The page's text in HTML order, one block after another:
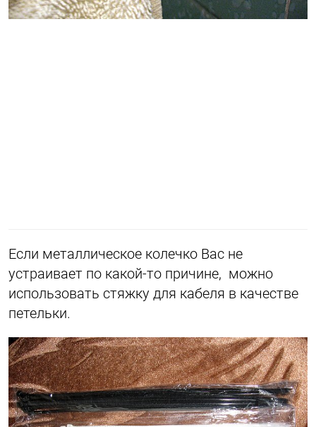
Если металлическое колечко Вас не
устраивает по какой-то причине, можно
использовать стяжку для кабеля в качестве
петельки.